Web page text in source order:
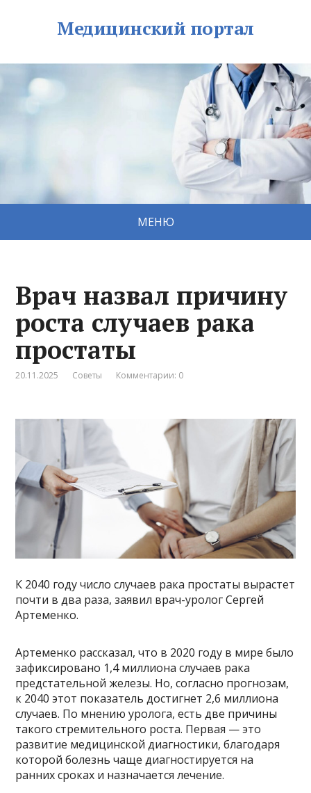
Медицинский портал
МЕНЮ
Врач назвал причину
роста случаев рака
простаты
20.11.2025 Советы Комментарии: 0
К 2040 году число случаев рака простаты вырастет
почти в два раза, заявил врач-уролог Сергей
Артеменко.
Артеменко рассказал, что в 2020 году в мире было
зафиксировано 1,4 миллиона случаев рака
предстательной железы. Но, согласно прогнозам,
к 2040 этот показатель достигнет 2,6 миллиона
случаев. По мнению уролога, есть две причины
такого стремительного роста. Первая — это
развитие медицинской диагностики, благодаря
которой болезнь чаще диагностируется на
ранних сроках и назначается лечение.